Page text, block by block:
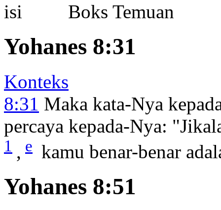
Boks Temuan
Yohanes 8:31
Konteks
8:31 Maka kata-Nya
percaya kepada-Nya:
1 , e kamu benar-benar
Yohanes 8:51